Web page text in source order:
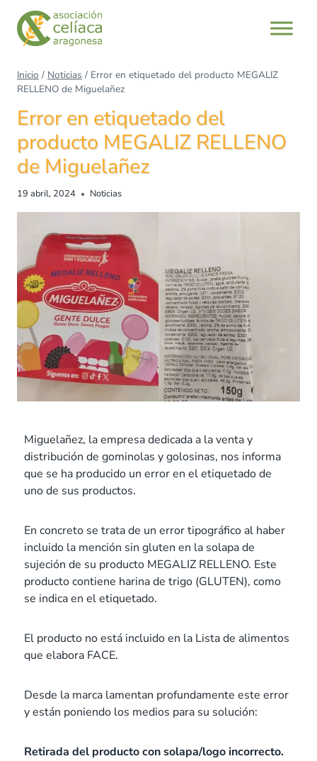
Inicio / Noticias / Error en etiquetado del producto MEGALIZ
RELLENO de Miguelañez
Error en etiquetado del
producto MEGALIZ RELLENO
de Miguelañez
19 abril, 2024 Noticias
Miguelañez, la empresa dedicada a la venta y
distribución de gominolas y golosinas, nos informa
que se ha producido un error en el etiquetado de
uno de sus productos.
En concreto se trata de un error tipográfico al haber
incluido la mención sin gluten en la solapa de
sujeción de su producto MEGALIZ RELLENO. Este
producto contiene harina de trigo (GLUTEN), como
se indica en el etiquetado.
El producto no está incluido en la Lista de alimentos
que elabora FACE.
Desde la marca lamentan profundamente este error
y están poniendo los medios para su solución:
Retirada del producto con solapa/logo incorrecto.